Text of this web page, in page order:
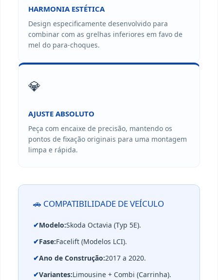
HARMONIA ESTÉTICA
Design especificamente desenvolvido para
combinar com as grelhas inferiores em favo de
mel do para-choques.
💎
AJUSTE ABSOLUTO
Peça com encaixe de precisão, mantendo os
pontos de fixação originais para uma montagem
limpa e rápida.
🚗 COMPATIBILIDADE DE VEÍCULO
✔Modelo:Skoda Octavia (Typ 5E).
✔Fase:Facelift (Modelos LCI).
✔Ano de Construção:2017 a 2020.
✔Variantes:Limousine + Combi (Carrinha).